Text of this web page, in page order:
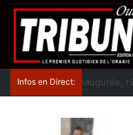
Infos en Direct: